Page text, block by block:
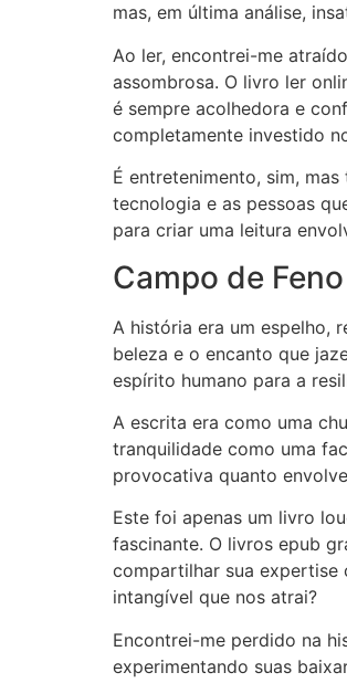
mas, em última análise,
Ao ler, encontrei-me
assombrosa. O livro ler
é sempre acolhedora e
completamente investido
É entretenimento, sim,
tecnologia e as pessoas
para criar uma leitura
Campo de
A história era um espelho,
beleza e o encanto que
espírito humano para a
A escrita era como uma
tranquilidade como uma
provocativa quanto
Este foi apenas um livro
fascinante. O livros epub
compartilhar sua expertise
intangível que nos atrai?
Encontrei-me perdido na
experimentando suas